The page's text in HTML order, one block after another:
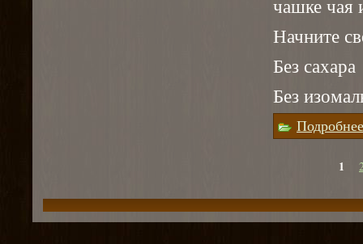
чашке чая
Начните
Без сахара
Без
Подробнее
1